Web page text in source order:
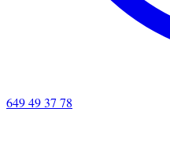
649 49 37 78